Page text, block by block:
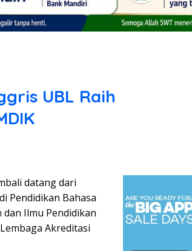
UBL Raih
datang dari
Pendidikan Bahasa
Ilmu Pendidikan
Akreditasi